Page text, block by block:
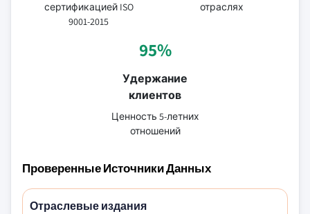
сертификацией ISO
9001-2015
отраслях
95%
Удержание
клиентов
Ценность 5-летних
отношений
Проверенные Источники Данных
Отраслевые издания